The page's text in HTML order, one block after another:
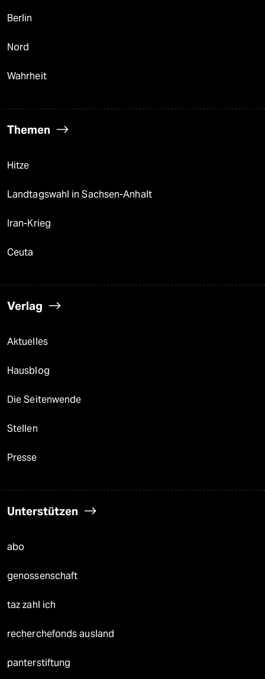
Berlin
Nord
Wahrheit
Themen
Hitze
Landtagswahl in Sachsen-Anhalt
Iran-Krieg
Ceuta
Verlag
Aktuelles
Hausblog
Die Seitenwende
Stellen
Presse
Unterstützen
abo
genossenschaft
taz zahl ich
recherchefonds ausland
panterstiftung